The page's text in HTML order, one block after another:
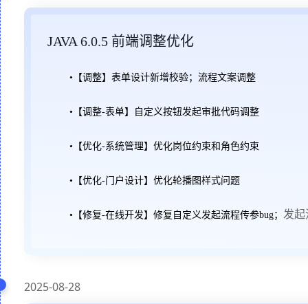
JAVA 6.0.5 前端调整优化
•【调整】 表单设计新增校验； 流程文案调整
•【调整-表单】自定义按钮发起审批代码调整
•【优化-系统管理】优化岗位约束和角色约束
•【优化-门户设计】优化轮播图样式问题
•【修复-在线开发】修复自定义发起流程传参bug； 发起
2025-08-28